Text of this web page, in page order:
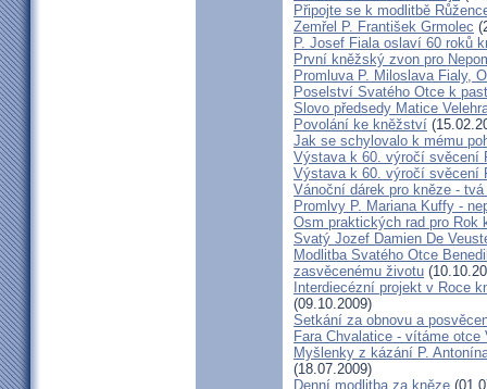
Připojte se k modlitbě
Zemřel P. František Grmolec
P. Josef Fiala oslaví 60 roků
První kněžský zvon pro
Promluva P. Miloslava Fialy,
Poselství Svatého Otce k
Slovo předsedy Matice
Povolání ke kněžství
Jak se schylovalo k mému
Výstava k 60. výročí svěcení
Výstava k 60. výročí svěcení
Vánoční dárek pro kněze - tvá
Promlvy P. Mariana Kuffy -
Osm praktických rad pro Rok
Svatý Jozef Damien De
Modlitba Svatého Otce
zasvěcenému životu
Interdiecézní projekt v Roce
(09.10.2009)
Setkání za obnovu a
Fara Chvalatice - vítáme otce
Myšlenky z kázání P.
(18.07.2009)
Denní modlitba za kněze